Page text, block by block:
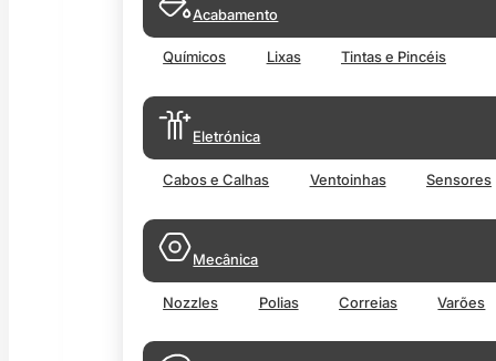
Acabamento
Químicos Lixas Tintas e Pincéis
Eletrónica
Cabos e Calhas Ventoinhas Sensores
Mecânica
Nozzles Polias Correias Varões